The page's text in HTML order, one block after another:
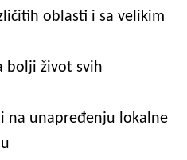
oblasti i sa velikim
bolji život svih
na unapređenju lokalne